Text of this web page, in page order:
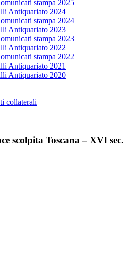
stampa 2025
Antiquariato 2024
stampa 2024
Antiquariato 2023
stampa 2023
Antiquariato 2022
stampa 2022
Antiquariato 2021
Antiquariato 2020
collaterali
scolpita Toscana – XVI sec.